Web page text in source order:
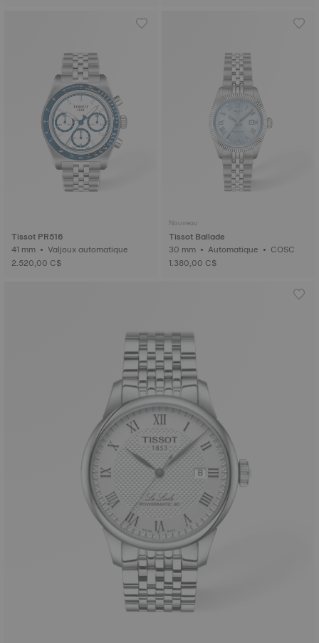
Tissot PR516
41 mm • Valjoux automatique
2.520,00 C$
Nouveau
Tissot Ballade
30 mm • Automatique • COSC
1.380,00 C$